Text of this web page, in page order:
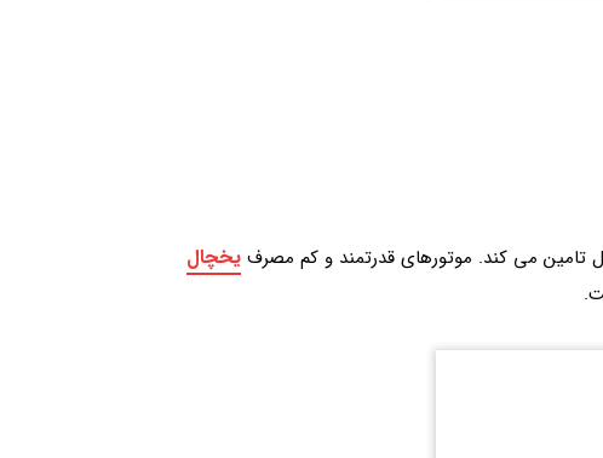
تامین می‌ کند. موتورهای قدرتمند و کم‌ مصرف یخچال